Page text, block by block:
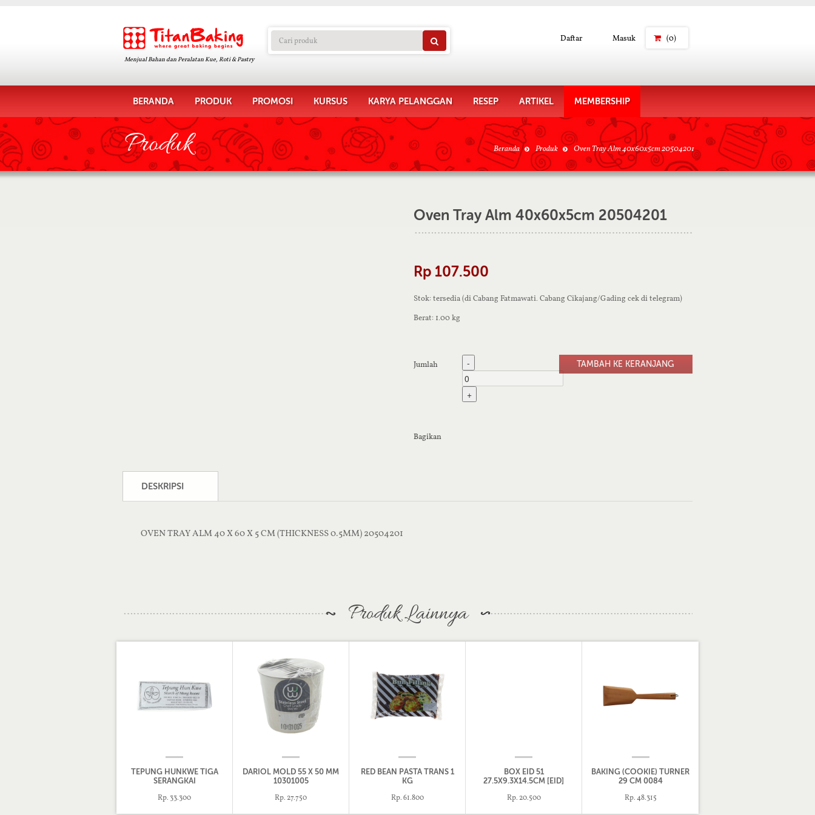
Menjual Bahan dan Peralatan Kue, Roti & Pastry
Daftar Masuk (0)
BERANDA PRODUK PROMOSI KURSUS KARYA PELANGGAN RESEP ARTIKEL MEMBERSHIP
Produk Beranda Produk Oven Tray Alm 40x60x5cm 20504201
Oven Tray Alm 40x60x5cm 20504201
Rp 107.500
Stok: tersedia (di Cabang Fatmawati. Cabang Cikajang/Gading cek di telegram)
Berat: 1.00 kg
Jumlah -
+
Bagikan
DESKRIPSI
OVEN TRAY ALM 40 X 60 X 5 CM (THICKNESS 0.5MM) 20504201
Produk Lainnya
TEPUNG HUNKWE TIGA
SERANGKAI
Rp. 33.300
DARIOL MOLD 55 X 50 MM
10301005
Rp. 27.750
RED BEAN PASTA TRANS 1
KG
Rp. 61.800
BOX EID 51
27.5X9.3X14.5CM [EID]
Rp. 20.500
BAKING (COOKIE) TURNER
29 CM 0084
Rp. 48.315